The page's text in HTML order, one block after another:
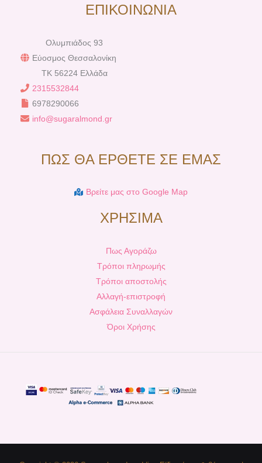
ΕΠΙΚΟΙΝΩΝΙΑ
Ολυμπιάδος 93
Εύοσμος Θεσσαλονίκη
TK 56224 Ελλάδα
2315532844
6978290066
info@sugaralmond.gr
ΠΩΣ ΘΑ ΕΡΘΕΤΕ ΣΕ ΕΜΑΣ
Βρείτε μας στο Google Map
ΧΡΗΣΙΜΑ
Πως Αγοράζω
Τρόποι πληρωμής
Τρόποι αποστολής
Αλλαγή-επιστροφή
Ασφάλεια Συναλλαγών
Όροι Χρήσης